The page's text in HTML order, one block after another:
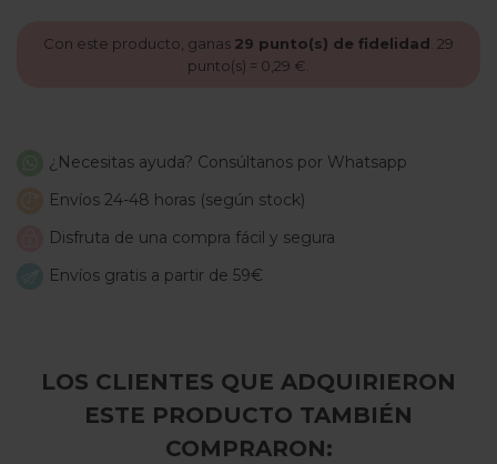
Con este producto, ganas 29 punto(s) de fidelidad 29
punto(s) = 0,29 €
¿Necesitas ayuda? Consúltanos por Whatsapp
Envíos 24-48 horas (según stock)
Disfruta de una compra fácil y segura
Envíos gratis a partir de 59€
LOS CLIENTES QUE ADQUIRIERON
ESTE PRODUCTO TAMBIÉN
COMPRARON: